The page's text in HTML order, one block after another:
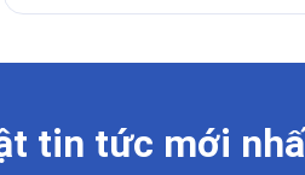
tin tức mới